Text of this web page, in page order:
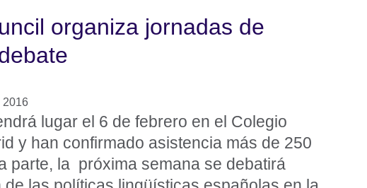
organiza jornadas de
2016
lugar el 6 de febrero en el Colegio
y han confirmado asistencia más de 250
parte, la próxima semana se debatirá